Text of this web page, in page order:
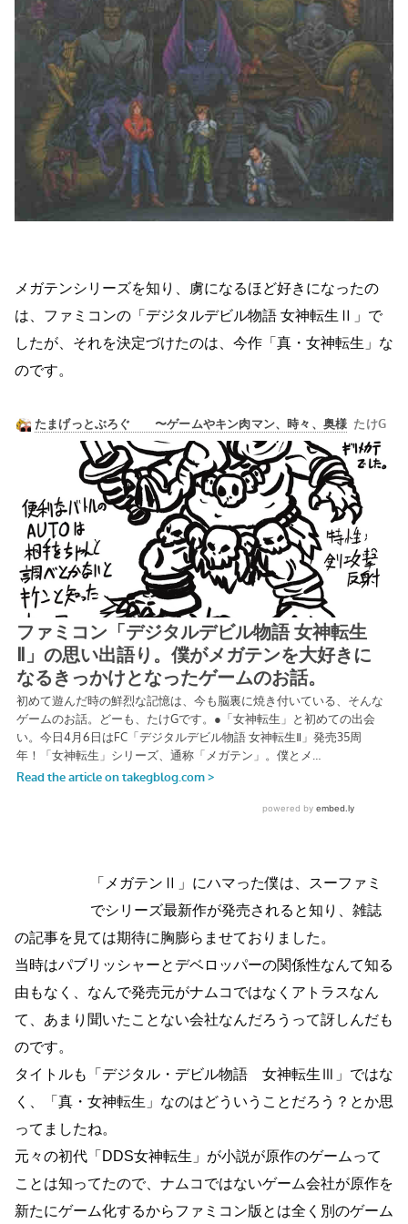
メガテンシリーズを知り、虜になるほど好きになったの
は、ファミコンの「デジタルデビル物語 女神転生Ⅱ」で
したが、それを決定づけたのは、今作「真・女神転生」な
のです。
「メガテンⅡ」にハマった僕は、スーファミ
でシリーズ最新作が発売されると知り、雑誌
の記事を見ては期待に胸膨らませておりました。
当時はパブリッシャーとデベロッパーの関係性なんて知る
由もなく、なんで発売元がナムコではなくアトラスなん
て、あまり聞いたことない会社なんだろうって訝しんだも
のです。
タイトルも「デジタル・デビル物語 女神転生Ⅲ」ではな
く、「真・女神転生」なのはどういうことだろう？とか思
ってましたね。
元々の初代「DDS女神転生」が小説が原作のゲームって
ことは知ってたので、ナムコではないゲーム会社が原作を
新たにゲーム化するからファミコン版とは全く別のゲーム